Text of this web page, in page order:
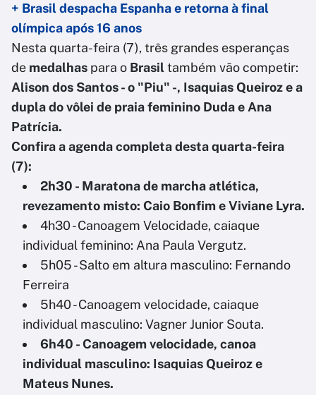
+ Brasil despacha Espanha e retorna à final
olímpica após 16 anos
Nesta quarta-feira (7), três grandes esperanças
de medalhas para o Brasiltambém vão competir:
Alison dos Santos - o "Piu" -, Isaquias Queiroz e a
dupla do vôlei de praia feminino Duda e Ana
Patrícia.
Confira a agenda completa desta quarta-feira
(7):
2h30 - Maratona de marcha atlética,
revezamento misto: Caio Bonfim e Viviane Lyra.
4h30 - Canoagem Velocidade, caiaque
individual feminino: Ana Paula Vergutz.
5h05 - Salto em altura masculino: Fernando
Ferreira
5h40 - Canoagem velocidade, caiaque
individual masculino: Vagner Junior Souta.
6h40 - Canoagem velocidade, canoa
individual masculino: Isaquias Queiroz e
Mateus Nunes.